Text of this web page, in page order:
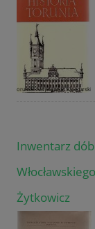
Inwentarz
Żytkowicz